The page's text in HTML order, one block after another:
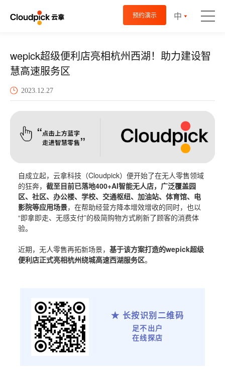
预约演示 中
wepick超级便利店亮相杭州西湖！助力建设智
慧高速服务区
2023.12.27
自成立起，云拿科技（Cloudpick）便开始了在无人零售领域
的狂奔， 截至目前已落地400+AI智能无人店，广泛覆盖园
区、社区、办公楼、学校、交通枢纽、加油站、体育馆、电
影院等应用场景，在帮助经营方降本增效增收的同时，也以
“即拿即走、无感支付”的极简购物方式刷新了顾客的消费体
验。
近期，无人零售再拓新场景， 基于该方案打造的wepick超级
便利店正式亮相杭州绕城高速西湖服务区。
★ 长按识别二维码
足不出户
在线探店